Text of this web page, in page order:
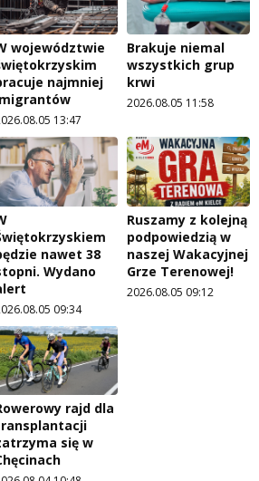
województwie
najmniej
13:47
Brakuje niemal
wszystkich grup
krwi
2026.08.05 11:58
nawet 38
Wydano
09:34
Ruszamy z kolejną
podpowiedzią w
naszej Wakacyjnej
Grze Terenowej!
2026.08.05 09:12
rajd dla
się w